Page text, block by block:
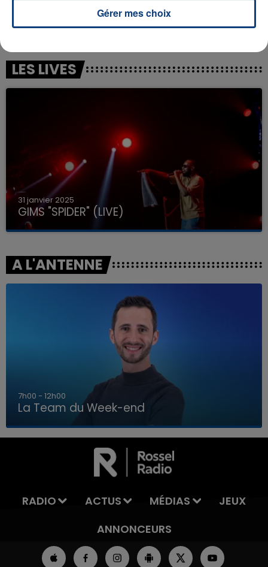
LA TEAM DU WEEK-END
Pile Love Me Not
LES LIVES
31 janvier 2025
GIMS "SPIDER" (LIVE)
A L'ANTENNE
16h00 - 20h00
La Team du Week-end
RADIO ACTUS MÉDIAS
JEUX
ANNONCEURS
Gérer mes choix